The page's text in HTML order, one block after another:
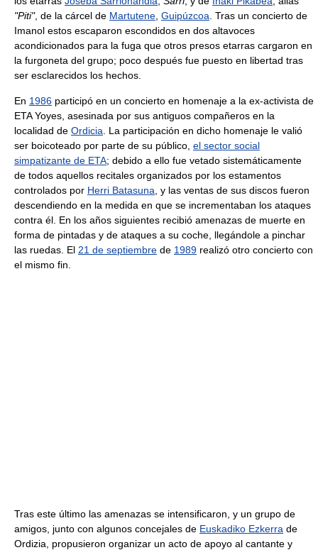
"Piti", de la cárcel de Martutene Guipúzcoa . Tras un concierto de
Imanol estos escaparon escondidos en dos altavoces
acondicionados para la fuga que otros presos etarras cargaron en
la furgoneta del grupo; poco después fue puesto en libertad tras
ser esclarecidos los hechos.
En 1986 participó en un concierto en homenaje a la ex-activista de
ETA Yoyes, asesinada por sus antiguos compañeros en la
localidad de Ordicia . La participación en dicho homenaje le valió
ser boicoteado por parte de su público, el sector social
simpatizante de ETA; debido a ello fue vetado sistemáticamente
de todos aquellos recitales organizados por los estamentos
controlados por Herri Batasuna , y las ventas de sus discos fueron
descendiendo en la medida en que se incrementaban los ataques
contra él. En los años siguientes recibió amenazas de muerte en
forma de pintadas y de ataques a su coche, llegándole a pinchar
las ruedas. El 21 de septiembre de 1989 realizó otro concierto con
el mismo fin.
Tras este último las amenazas se intensificaron, y un grupo de
amigos, junto con algunos concejales de Euskadiko Ezkerra de
Ordizia, propusieron organizar un acto de apoyo al cantante y